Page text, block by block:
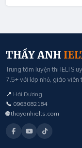
THẦY ANH
Trung tâm luyện thi IELTS
7.5+ với lớp nhỏ, giáo viên
📍 Hải Dương
📞 0963082184
🌐 thayanhielts.com